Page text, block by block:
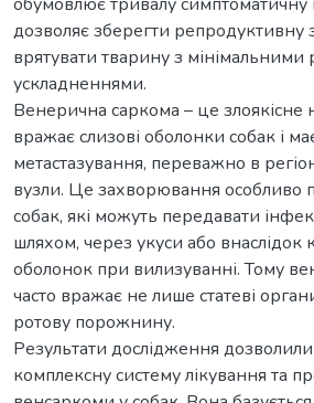
дозволяє зберегти репродуктивну
врятувати тварину з мінімальними
ускладненнями.
Венерична саркома – це злоякісне
вражає слизові оболонки собак і
метастазування, переважно в
вузли. Це захворювання особливо
собак, які можуть передавати
шляхом, через укуси або внаслідок
оболонок при вилизуванні. Тому
часто вражає не лише статеві
ротову порожнину.
Результати дослідження
комплексну систему лікування та